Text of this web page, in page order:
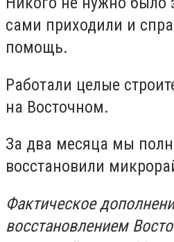
сами приходили и
помощь.
Работали целые
на Восточном.
За два месяца мы
восстановили
Фактическое
восстановлением